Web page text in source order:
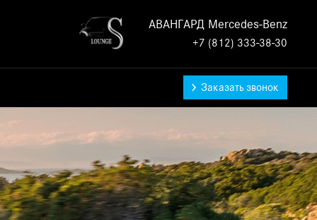
АВАНГАРД Mercedes-Benz
+7 (812) 333-38-30
Заказать звонок